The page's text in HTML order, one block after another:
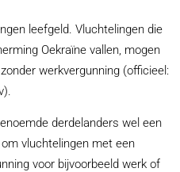
leefgeld. Vluchtelingen die
Oekraïne vallen, mogen
werkvergunning (officieel:
derdelanders wel een
vluchtelingen met een
voor bijvoorbeeld werk of